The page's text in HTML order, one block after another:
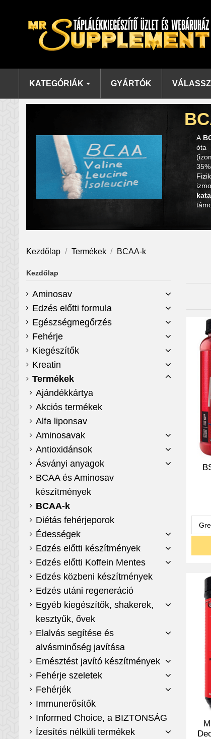
KATEGÓRIÁK GYÁRTÓK
A
óta
Kezdőlap Termékek BCAA-k
Kezdőlap
Aminosav
Edzés előtti formula
Egészségmegőrzés
Fehérje
Kiegészítők
Kreatin
Termékek
Ajándékkártya
Akciós termékek
Alfa liponsav
Aminosavak
Antioxidánsok
Ásványi anyagok
BCAA és Aminosav
készítmények
BCAA-k
Diétás fehérjeporok
Édességek
Edzés előtti készítmények
Edzés előtti Koffein Mentes
Edzés közbeni készítmények
Edzés utáni regeneráció
Egyéb kiegészítők, shakerek,
kesztyűk, ővek
Elalvás segítése és
alvásminőség javítása
Emésztést javító készítmények
Fehérje szeletek
Fehérjék
Immunerősítők
Informed Choice, a BIZTONSÁG
Ízesítés nélküli termékek